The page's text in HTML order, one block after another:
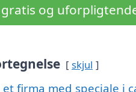
gratis og
skjul
et firma med speciale i